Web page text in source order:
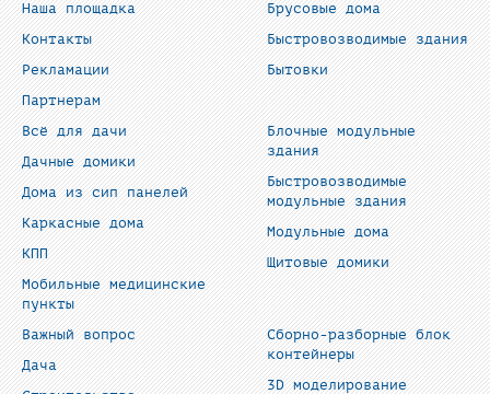
Наша площадка
Контакты
Рекламации
Партнерам
Брусовые дома
Быстровозводимые здания
Бытовки
Всё для дачи
Дачные домики
Дома из сип панелей
Каркасные дома
КПП
Мобильные медицинские
пункты
Блочные модульные
здания
Быстровозводимые
модульные здания
Модульные дома
Щитовые домики
Важный вопрос
Дача
Сборно-разборные блок
контейнеры
3D моделирование